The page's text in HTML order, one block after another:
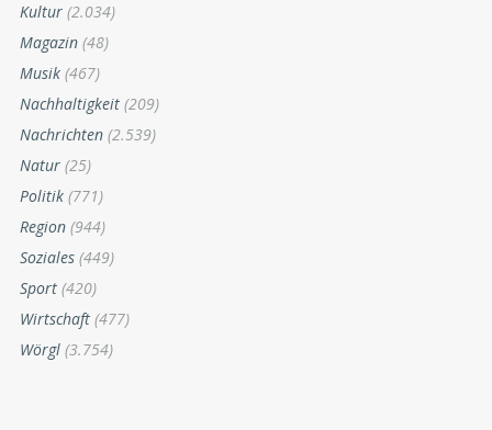
Kultur (2.034)
Magazin (48)
Musik (467)
Nachhaltigkeit (209)
Nachrichten (2.539)
Natur (25)
Politik (771)
Region (944)
Soziales (449)
Sport (420)
Wirtschaft (477)
Wörgl (3.754)